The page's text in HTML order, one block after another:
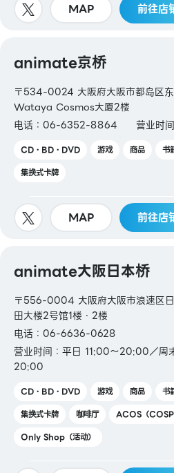
MAP 前往店
animate京桥
〒534-0024 大阪府大阪市都岛区
Wataya Cosmos大厦2楼
电话：06-6352-8864
营业时
CD・BD・DVD 游戏 商品 书
集换式卡牌
MAP 前往店
animate大阪日本桥
〒556-0004 大阪府大阪市浪速区
田大楼2号馆1楼・2楼
电话：06-6636-0628
营业时间：平日 11:00～20:00／周
20:00
CD・BD・DVD 游戏 商品 书
集换式卡牌
咖啡厅
ACOS（
Only Shop（活动）